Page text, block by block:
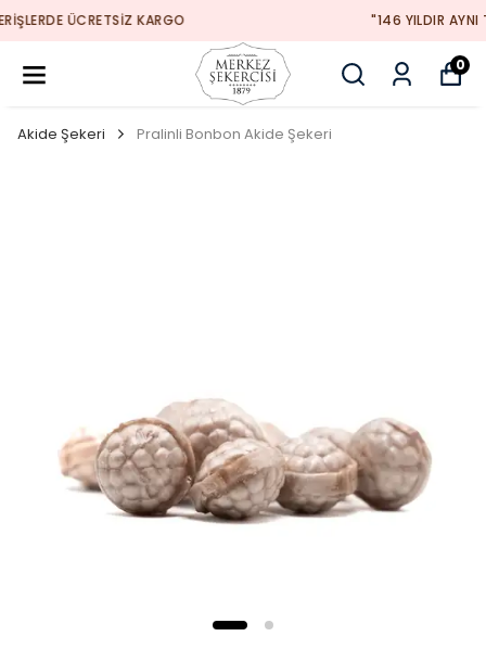
"146 YILDIR AYNI TAT, AYNI MUTLULUK!"
0
Akide Şekeri Pralinli Bonbon Akide Şekeri